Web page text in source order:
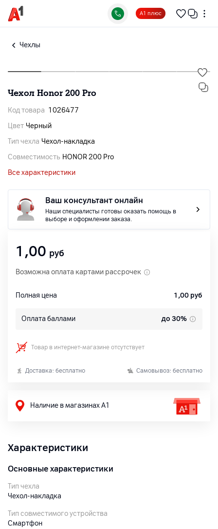
А1 плюс
Чехлы
Чехол Honor 200 Pro
Код товара 1026477
Цвет Черный
Тип чехла Чехол-накладка
Совместимость HONOR 200 Pro
Все характеристики
Ваш консультант онлайн
Наши специалисты готовы оказать помощь в
выборе и оформлении заказа.
1,00 руб
Возможна оплата картами рассрочек
Полная цена 1,00 руб
Оплата баллами до 30%
Товар в интернет-магазине отсутствует
Доставка: бесплатно Самовывоз: бесплатно
Наличие в магазинах А1
Характеристики
Основные характеристики
Тип чехла
Чехол-накладка
Тип совместимого устройства
Смартфон